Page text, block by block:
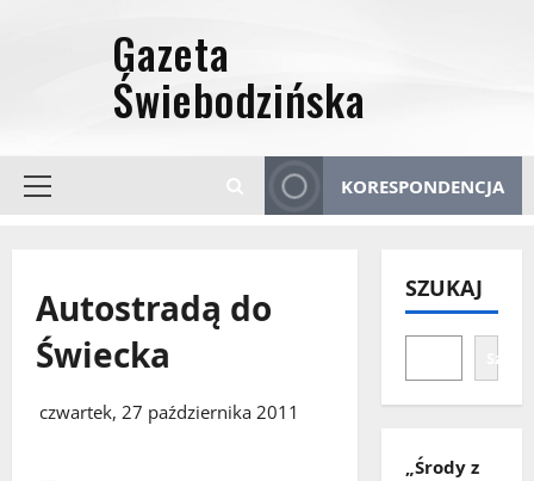
Menu
KORESPONDENCJA
Autostradą do
Świecka
czwartek, 27 października 2011
SZUKAJ
„Środy z